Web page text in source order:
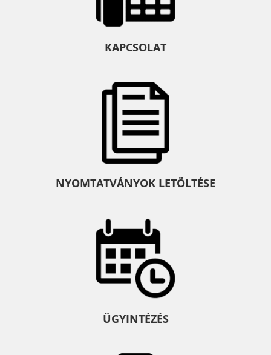
KAPCSOLAT
NYOMTATVÁNYOK LETÖLTÉSE
ÜGYINTÉZÉS